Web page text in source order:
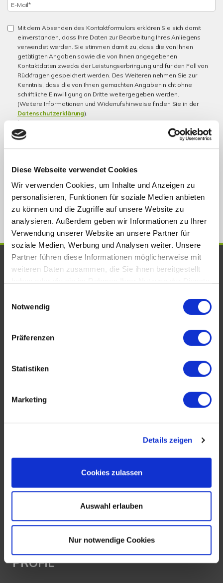
Diese Webseite verwendet Cookies
Wir verwenden Cookies, um Inhalte und Anzeigen zu
personalisieren, Funktionen für soziale Medien anbieten
zu können und die Zugriffe auf unsere Website zu
analysieren. Außerdem geben wir Informationen zu Ihrer
Verwendung unserer Website an unsere Partner für
soziale Medien, Werbung und Analysen weiter. Unsere
Partner führen diese Informationen möglicherweise mit
weiteren Daten zusammen, die Sie ihnen bereitgestellt
Notwendig
Präferenzen
Statistiken
Marketing
Details zeigen
Cookies zulassen
Auswahl erlauben
Nur notwendige Cookies
Mit dem Absenden des Kontaktformulars erklären Sie sich damit
einverstanden, dass Ihre Daten zur Bearbeitung Ihres Anliegens
verwendet werden. Sie stimmen damit zu, dass die von Ihnen
getätigten Angaben sowie die von Ihnen angegebenen
Kontaktdaten zwecks der Leistungserbringung und für den Fall von
Rückfragen gespeichert werden. Des Weiteren nehmen Sie zur
Kenntnis, dass die von Ihnen gemachten Angaben nicht ohne
schriftliche Einwilligung an Dritte weitergegeben werden.
(Weitere Informationen und Widerrufshinweise finden Sie in der
Datenschutzerklärung).
*
Ich bin damit einverstanden, dass mich Köhler Immobilien GmbH
kontaktiert (telefonisch oder per E-Mail) und meine angegebenen
Absenden
UNSERE AUSZEICHNUNGEN. WIR
SIND VOM FACH!
KONTAKT
55130 Mainz
Tel.: +49 (0) 6131 / 9010180
E-Mail: buero@immobilien-koehler.de
Internet: www.immobilien-koehler.de
PROFIL